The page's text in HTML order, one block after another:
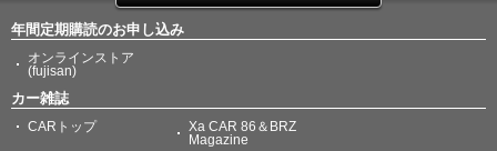
年間定期購読のお申し込み
オンラインストア
(fujisan)
カー雑誌
CARトップ
Xa CAR 86＆BRZ
Magazine